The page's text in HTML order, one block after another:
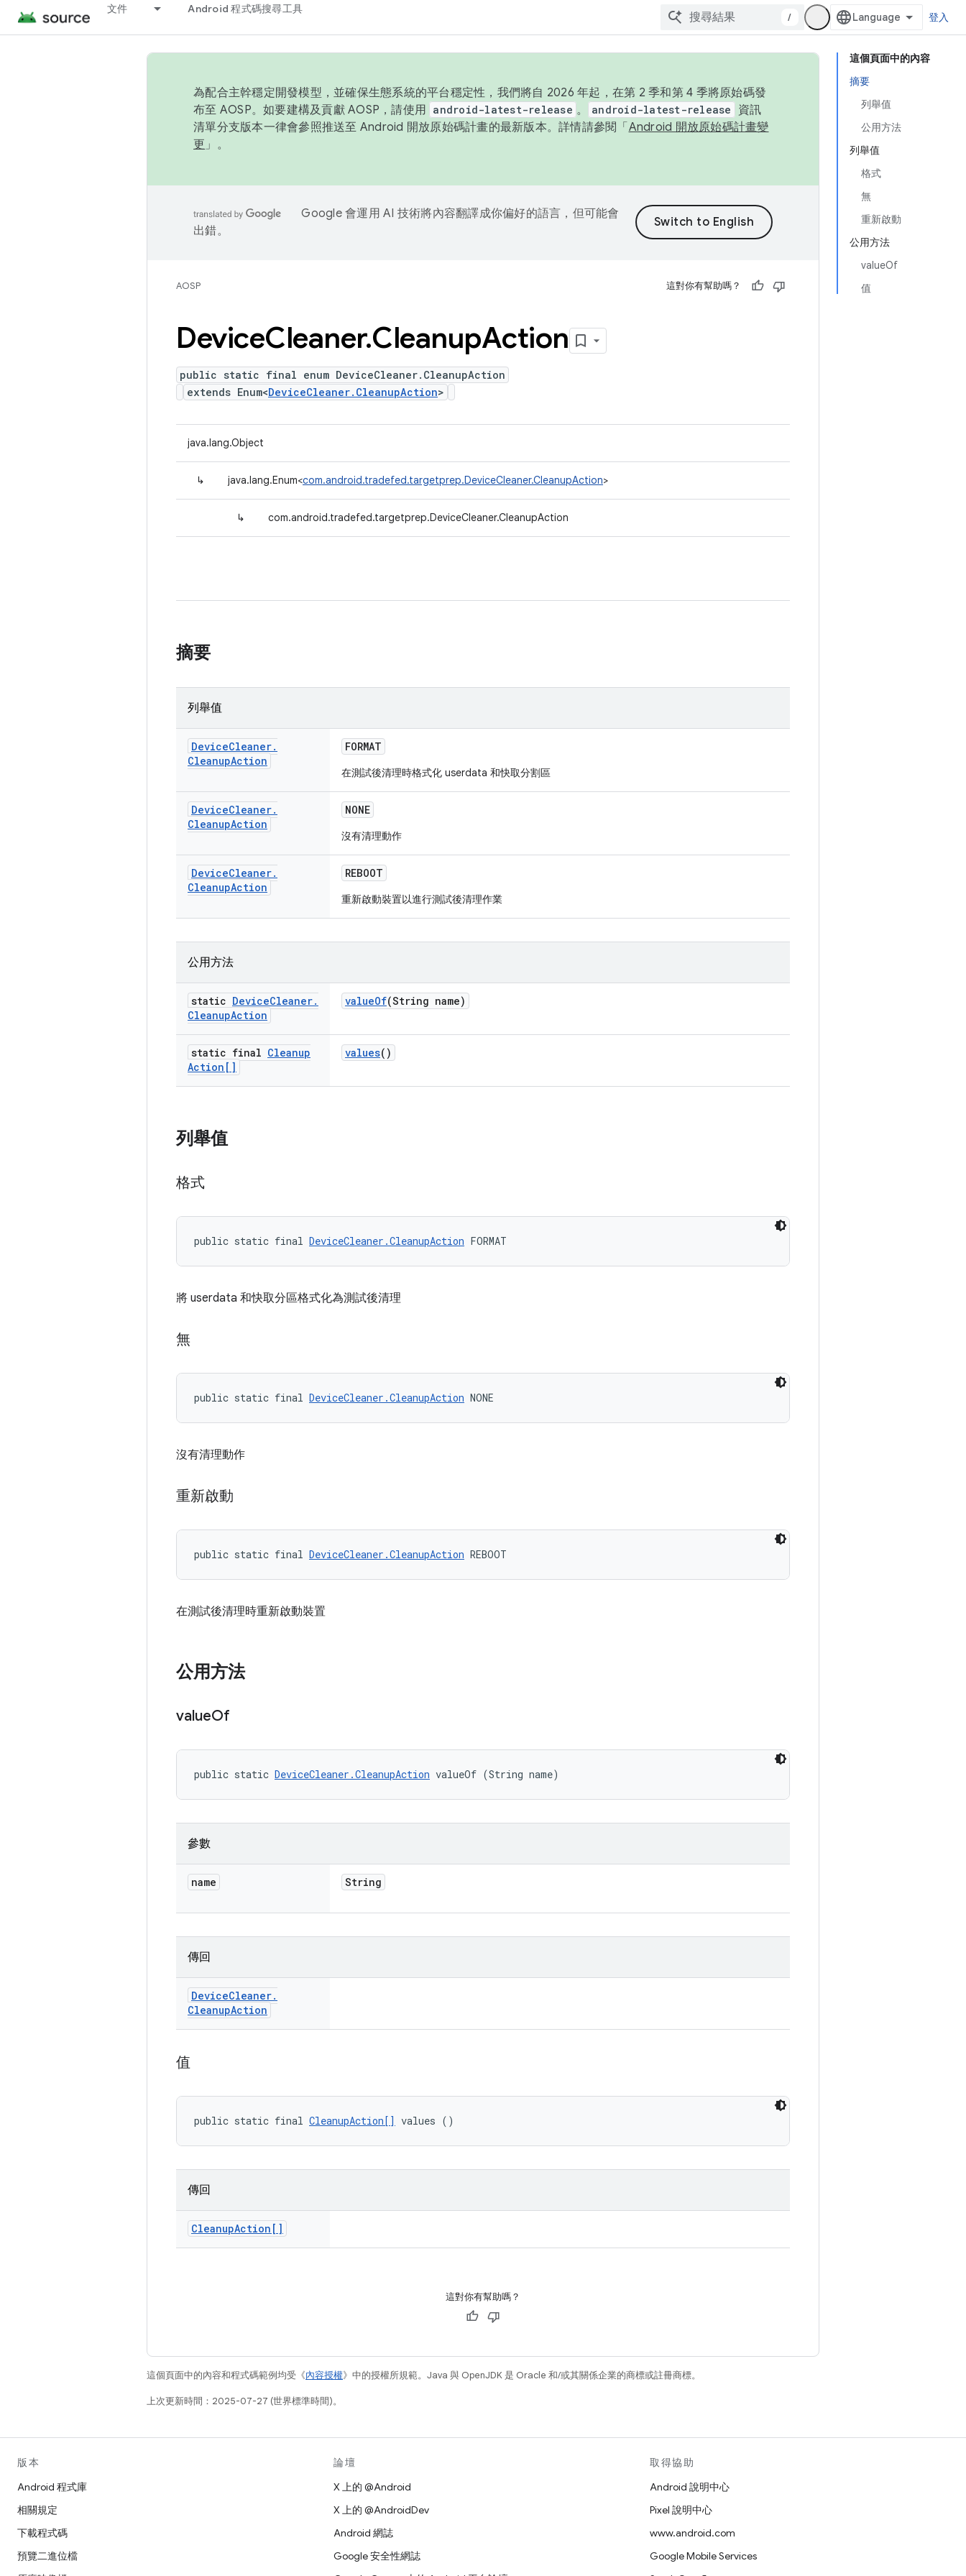
文件 Android 程式碼搜尋工具
/ 登入
這個頁面中的內容
摘要
列舉值
公用方法
列舉值
格式
無
重新啟動
公用方法
valueOf
值
為配合主幹穩定開發模型，並確保生態系統的平台穩定性，我們將自 2026 年起，在第 2 季和第 4 季將原始碼發
布至 AOSP。如要建構及貢獻 AOSP，請使用 android-latest-release 。 android-latest-release
資訊
清單分支版本一律會參照推送至 Android 開放原始碼計畫的最新版本。詳情請參閱「 Android 開放原始碼計畫變
更 」。
Google 會運用 AI 技術將內容翻譯成你偏好的語言，但可能會
出錯。
AOSP 這對你有幫助嗎？
DeviceCleaner.CleanupAction
public static final enum DeviceCleaner.CleanupAction
extends Enum<DeviceCleaner.CleanupAction>
java.lang.Object
↳ java.lang.Enum<com.android.tradefed.targetprep.DeviceCleaner.CleanupAction>
↳ com.android.tradefed.targetprep.DeviceCleaner.CleanupAction
摘要
列舉值
DeviceCleaner.
CleanupAction
FORMAT
在測試後清理時格式化 userdata 和快取分割區
DeviceCleaner.
CleanupAction
NONE
沒有清理動作
DeviceCleaner.
CleanupAction
REBOOT
重新啟動裝置以進行測試後清理作業
公用方法
static DeviceCleaner.
CleanupAction
valueOf(String name)
static final Cleanup
Action[]
values()
列舉值
格式
public static final DeviceCleaner.CleanupAction FORMAT
將 userdata 和快取分區格式化為測試後清理
無
public static final DeviceCleaner.CleanupAction NONE
沒有清理動作
重新啟動
public static final DeviceCleaner.CleanupAction REBOOT
在測試後清理時重新啟動裝置
公用方法
valueOf
public static DeviceCleaner.CleanupAction valueOf (String name)
參數
name String
傳回
DeviceCleaner.
CleanupAction
值
public static final CleanupAction[] values ()
傳回
CleanupAction[]
這對你有幫助嗎？
這個頁面中的內容和程式碼範例均受《內容授權》中的授權所規範。Java 與 OpenJDK 是 Oracle 和/或其關係企業的商標或註冊商標。
上次更新時間：2025-07-27 (世界標準時間)。
版本
Android 程式庫
相關規定
下載程式碼
預覽二進位檔
論壇
X 上的 @Android
X 上的 @AndroidDev
Android 網誌
Google 安全性網誌
取得協助
Android 說明中心
Pixel 說明中心
www.android.com
Google Mobile Services